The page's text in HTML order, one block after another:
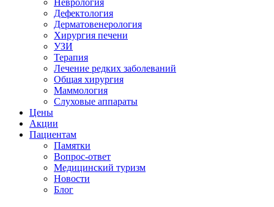
Неврология
Дефектология
Дерматовенерология
Хирургия печени
УЗИ
Терапия
Лечение редких заболеваний
Общая хирургия
Маммология
Слуховые аппараты
Цены
Акции
Пациентам
Памятки
Вопрос-ответ
Медицинский туризм
Новости
Блог